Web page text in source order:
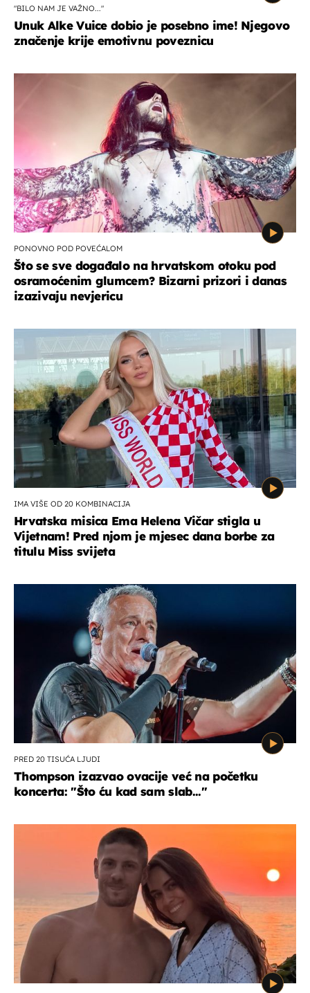
"BILO NAM JE VAŽNO..."
Unuk Alke Vuice dobio je posebno ime! Njegovo
značenje krije emotivnu poveznicu
PONOVNO POD POVEĆALOM
Što se sve događalo na hrvatskom otoku pod
osramoćenim glumcem? Bizarni prizori i danas
izazivaju nevjericu
IMA VIŠE OD 20 KOMBINACIJA
Hrvatska misica Ema Helena Vičar stigla u
Vijetnam! Pred njom je mjesec dana borbe za
titulu Miss svijeta
PRED 20 TISUĆA LJUDI
Thompson izazvao ovacije već na početku
koncerta: "Što ću kad sam slab..."